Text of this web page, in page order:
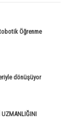
Öğrenme
dönüşüyor
UZMANLIĞINI